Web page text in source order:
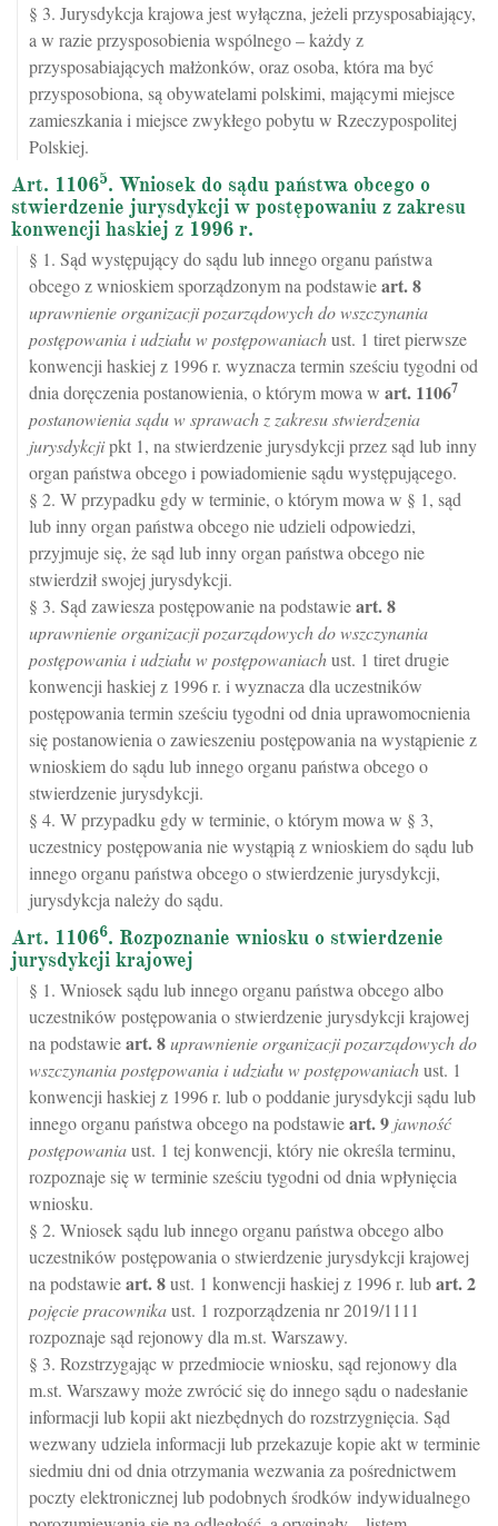
§ 3. Jurysdykcja krajowa jest wyłączna, jeżeli przysposabiający,
a w razie przysposobienia wspólnego – każdy z
przysposabiających małżonków, oraz osoba, która ma być
przysposobiona, są obywatelami polskimi, mającymi miejsce
zamieszkania i miejsce zwykłego pobytu w Rzeczypospolitej
Polskiej.
Art. 11065. Wniosek do sądu państwa obcego o
stwierdzenie jurysdykcji w postępowaniu z zakresu
konwencji haskiej z 1996 r.
§ 1. Sąd występujący do sądu lub innego organu państwa
obcego z wnioskiem sporządzonym na podstawieart.8
uprawnienie organizacji pozarządowych do wszczynania
postępowania i udziału w postępowaniachust. 1 tiret pierwsze
konwencji haskiej z 1996 r. wyznacza termin sześciu tygodni od
dnia doręczenia postanowienia, o którym mowa w art. 11067
postanowienia sądu w sprawach z zakresu stwierdzenia
jurysdykcjipkt 1, na stwierdzenie jurysdykcji przez sąd lub inny
organ państwa obcego i powiadomienie sądu występującego.
§ 2. W przypadku gdy w terminie, o którym mowa w § 1, sąd
lub inny organ państwa obcego nie udzieli odpowiedzi,
przyjmuje się, że sąd lub inny organ państwa obcego nie
stwierdził swojej jurysdykcji.
§ 3. Sąd zawiesza postępowanie na podstawieart.8
uprawnienie organizacji pozarządowych do wszczynania
postępowania i udziału w postępowaniachust. 1 tiret drugie
konwencji haskiej z 1996 r. i wyznacza dla uczestników
postępowania termin sześciu tygodni od dnia uprawomocnienia
się postanowienia o zawieszeniu postępowania na wystąpienie z
wnioskiem do sądu lub innego organu państwa obcego o
stwierdzenie jurysdykcji.
§ 4. W przypadku gdy w terminie, o którym mowa w § 3,
uczestnicy postępowania nie wystąpią z wnioskiem do sądu lub
innego organu państwa obcego o stwierdzenie jurysdykcji,
jurysdykcja należy do sądu.
Art. 11066. Rozpoznanie wniosku o stwierdzenie
jurysdykcji krajowej
§ 1. Wniosek sądu lub innego organu państwa obcego albo
uczestników postępowania o stwierdzenie jurysdykcji krajowej
na podstawieart.8uprawnienie organizacji pozarządowych do
wszczynania postępowania i udziału w postępowaniachust. 1
konwencji haskiej z 1996 r. lub o poddanie jurysdykcji sądu lub
innego organu państwa obcego na podstawieart.9 jawność
postępowaniaust. 1 tej konwencji, który nie określa terminu,
rozpoznaje się w terminie sześciu tygodni od dnia wpłynięcia
wniosku.
§ 2. Wniosek sądu lub innego organu państwa obcego albo
uczestników postępowania o stwierdzenie jurysdykcji krajowej
na podstawieart.8ust. 1 konwencji haskiej z 1996 r. lubart.2
pojęcie pracownikaust. 1 rozporządzenia nr 2019/1111
rozpoznaje sąd rejonowy dla m.st. Warszawy.
§ 3. Rozstrzygając w przedmiocie wniosku, sąd rejonowy dla
m.st. Warszawy może zwrócić się do innego sądu o nadesłanie
informacji lub kopii akt niezbędnych do rozstrzygnięcia. Sąd
wezwany udziela informacji lub przekazuje kopie akt w terminie
siedmiu dni od dnia otrzymania wezwania za pośrednictwem
poczty elektronicznej lub podobnych środków indywidualnego